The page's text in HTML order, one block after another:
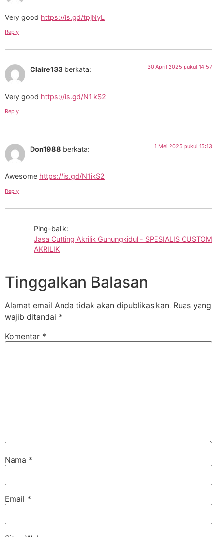
Very good https://is.gd/tpjNyL
Reply
Claire133 berkata: 30 April 2025 pukul 14:57
Very good https://is.gd/N1ikS2
Reply
Don1988 berkata: 1 Mei 2025 pukul 15:13
Awesome https://is.gd/N1ikS2
Reply
Ping-balik:
Jasa Cutting Akrilik Gunungkidul - SPESIALIS CUSTOM
AKRILIK
Tinggalkan Balasan
Alamat email Anda tidak akan dipublikasikan. Ruas yang
wajib ditandai *
Komentar *
Nama *
Email *